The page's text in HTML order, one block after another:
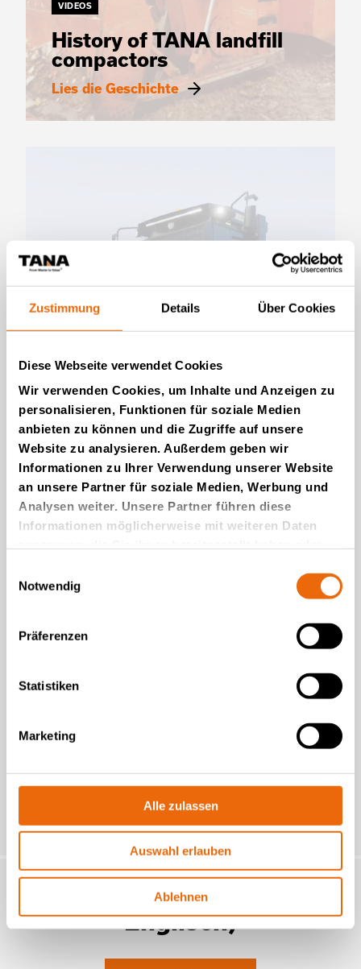
Zustimmung Details Über Cookies
Diese Webseite verwendet Cookies
Wir verwenden Cookies, um Inhalte und Anzeigen zu
personalisieren, Funktionen für soziale Medien
anbieten zu können und die Zugriffe auf unsere
Website zu analysieren. Außerdem geben wir
Informationen zu Ihrer Verwendung unserer Website
an unsere Partner für soziale Medien, Werbung und
Analysen weiter. Unsere Partner führen diese
Informationen möglicherweise mit weiteren Daten
gesammelt haben.
Notwendig
Präferenzen
Statistiken
Marketing
Alle zulassen
Auswahl erlauben
Ablehnen
VIDEOS
History of TANA landfill
compactors
Lies die Geschichte
New TANA H Series
landfill compactors
Lies die Geschichte
Features of the heavy
compactors
Gehe zu Videos
Newsletter von Tana (auf
Englisch)